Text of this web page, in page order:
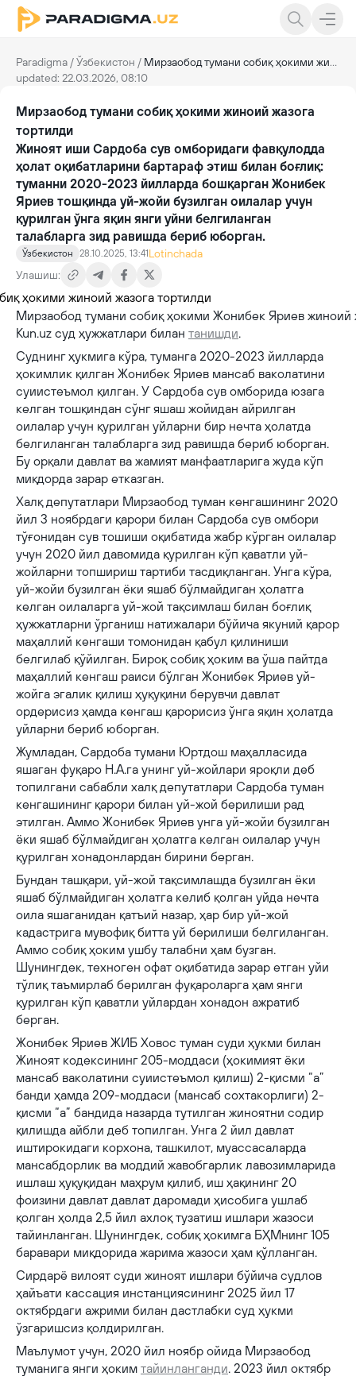
Paradigma /Ўзбекистон / Мирзаобод тумани собиқ ҳокими жиноий жазога тортилди
updated: 22.03.2026, 08:10
Мирзаобод тумани собиқ ҳокими жиноий жазога
тортилди
Жиноят иши Сардоба сув омборидаги фавқулодда
ҳолат оқибатларини бартараф этиш билан боғлиқ:
туманни 2020-2023 йилларда бошқарган Жонибек
Яриев тошқинда уй-жойи бузилган оилалар учун
қурилган ўнга яқин янги уйни белгиланган
талабларга зид равишда бериб юборган.
Ўзбекистон 28.10.2025, 13:41 Lotinchada
Улашиш:
Мирзаобод тумани собиқ ҳокими Жонибек Яриев жиноий
Kun.uz суд ҳужжатлари билан танишди.
Суднинг ҳукмига кўра, туманга 2020-2023 йилларда
ҳокимлик қилган Жонибек Яриев мансаб ваколатини
суиистеъмол қилган. У Сардоба сув омборида юзага
келган тошқиндан сўнг яшаш жойидан айрилган
оилалар учун қурилган уйларни бир нечта ҳолатда
белгиланган талабларга зид равишда бериб юборган.
Бу орқали давлат ва жамият манфаатларига жуда кўп
миқдорда зарар етказган.
Халқ депутатлари Мирзаобод туман кенгашининг 2020
йил 3 ноябрдаги қарори билан Сардоба сув омбори
тўғонидан сув тошиши оқибатида жабр кўрган оилалар
учун 2020 йил давомида қурилган кўп қаватли уй-
жойларни топшириш тартиби тасдиқланган. Унга кўра,
уй-жойи бузилган ёки яшаб бўлмайдиган ҳолатга
келган оилаларга уй-жой тақсимлаш билан боғлиқ
ҳужжатларни ўрганиш натижалари бўйича якуний қарор
маҳаллий кенгаши томонидан қабул қилиниши
белгилаб қўйилган. Бироқ собиқ ҳоким ва ўша пайтда
маҳаллий кенгаш раиси бўлган Жонибек Яриев уй-
жойга эгалик қилиш ҳуқуқини берувчи давлат
ордерисиз ҳамда кенгаш қарорисиз ўнга яқин ҳолатда
уйларни бериб юборган.
Жумладан, Сардоба тумани Юртдош маҳалласида
яшаган фуқаро Н.А.га унинг уй-жойлари яроқли деб
топилгани сабабли халқ депутатлари Сардоба туман
кенгашининг қарори билан уй-жой берилиши рад
этилган. Аммо Жонибек Яриев унга уй-жойи бузилган
ёки яшаб бўлмайдиган ҳолатга келган оилалар учун
қурилган хонадонлардан бирини берган.
Бундан ташқари, уй-жой тақсимлашда бузилган ёки
яшаб бўлмайдиган ҳолатга келиб қолган уйда нечта
оила яшаганидан қатъий назар, ҳар бир уй-жой
кадастрига мувофиқ битта уй берилиши белгиланган.
Аммо собиқ ҳоким ушбу талабни ҳам бузган.
Шунингдек, техноген офат оқибатида зарар етган уйи
тўлиқ таъмирлаб берилган фуқароларга ҳам янги
қурилган кўп қаватли уйлардан хонадон ажратиб
берган.
Жонибек Яриев ЖИБ Ховос туман суди ҳукми билан
Жиноят кодексининг 205-моддаси (ҳокимият ёки
мансаб ваколатини суиистеъмол қилиш) 2-қисми “а”
банди ҳамда 209-моддаси (мансаб сохтакорлиги) 2-
қисми “а” бандида назарда тутилган жиноятни содир
қилишда айбли деб топилган. Унга 2 йил давлат
иштирокидаги корхона, ташкилот, муассасаларда
мансабдорлик ва моддий жавобгарлик лавозимларида
ишлаш ҳуқуқидан маҳрум қилиб, иш ҳақининг 20
фоизини давлат давлат даромади ҳисобига ушлаб
қолган ҳолда 2,5 йил ахлоқ тузатиш ишлари жазоси
тайинланган. Шунингдек, собиқ ҳокимга БҲМнинг 105
баравари миқдорида жарима жазоси ҳам қўлланган.
Сирдарё вилоят суди жиноят ишлари бўйича судлов
ҳайъати кассация инстанциясининг 2025 йил 17
октябрдаги ажрими билан дастлабки суд ҳукми
ўзгаришсиз қолдирилган.
Маълумот учун, 2020 йил ноябр ойида Мирзаобод
туманига янги ҳоким тайинланганди. 2023 йил октябр